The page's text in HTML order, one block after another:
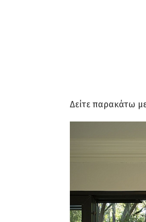
Δείτε παρακάτω